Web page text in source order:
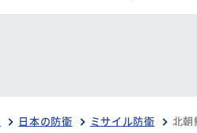
日本の防衛 ミサイル防衛